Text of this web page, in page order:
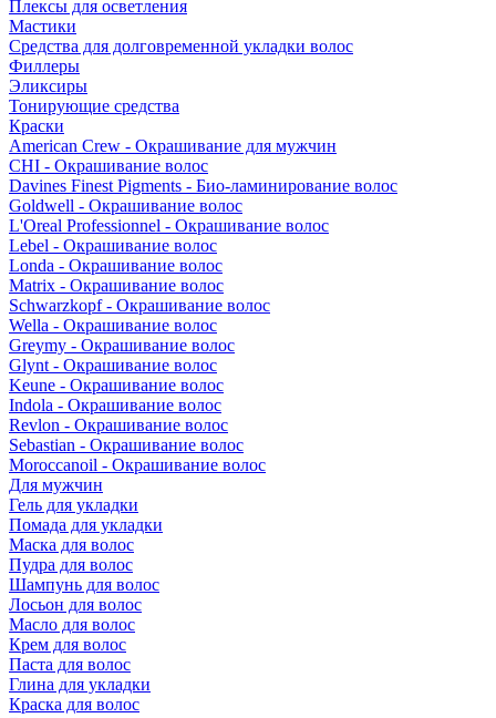
Плексы для осветления
Мастики
Средства для долговременной укладки волос
Филлеры
Эликсиры
Тонирующие средства
Краски
American Crew - Окрашивание для мужчин
CHI - Окрашивание волос
Davines Finest Pigments - Био-ламинирование волос
Goldwell - Окрашивание волос
L'Oreal Professionnel - Окрашивание волос
Lebel - Окрашивание волос
Londa - Окрашивание волос
Matrix - Окрашивание волос
Schwarzkopf - Окрашивание волос
Wella - Окрашивание волос
Greymy - Окрашивание волос
Glynt - Окрашивание волос
Keune - Окрашивание волос
Indola - Окрашивание волос
Revlon - Окрашивание волос
Sebastian - Окрашивание волос
Moroccanoil - Окрашивание волос
Для мужчин
Гель для укладки
Помада для укладки
Маска для волос
Пудра для волос
Шампунь для волос
Лосьон для волос
Масло для волос
Крем для волос
Паста для волос
Глина для укладки
Краска для волос